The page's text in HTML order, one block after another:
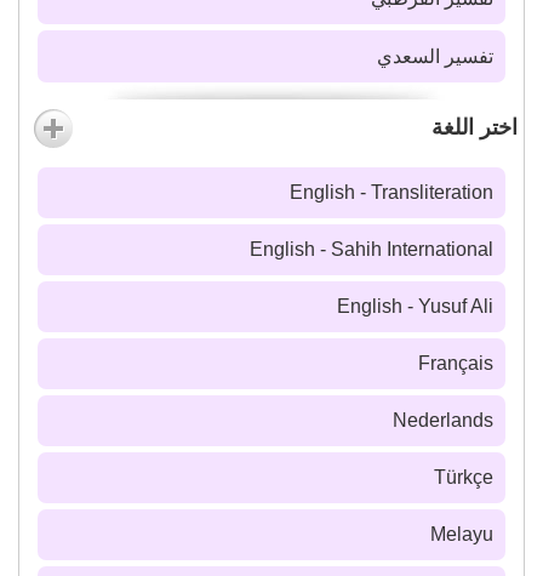
تفسير السعدي
اختر اللغة
English - Transliteration
English - Sahih International
English - Yusuf Ali
Français
Nederlands
Türkçe
Melayu